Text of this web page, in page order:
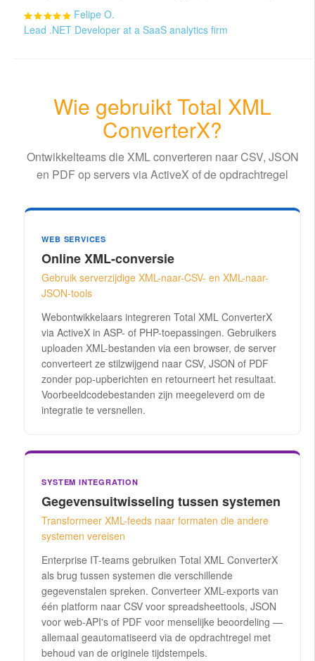
Felipe O.
Lead .NET Developer at a SaaS analytics firm
Wie gebruikt Total XML
ConverterX?
Ontwikkelteams die XML converteren naar CSV, JSON
en PDF op servers via ActiveX of de opdrachtregel
WEB SERVICES
Online XML-conversie
Gebruik serverzijdige XML-naar-CSV- en XML-naar-
JSON-tools
Webontwikkelaars integreren Total XML ConverterX
via ActiveX in ASP- of PHP-toepassingen. Gebruikers
uploaden XML-bestanden via een browser, de server
converteert ze stilzwijgend naar CSV, JSON of PDF
zonder pop-upberichten en retourneert het resultaat.
Voorbeeldcodebestanden zijn meegeleverd om de
integratie te versnellen.
SYSTEM INTEGRATION
Gegevensuitwisseling tussen systemen
Transformeer XML-feeds naar formaten die andere
systemen vereisen
Enterprise IT-teams gebruiken Total XML ConverterX
als brug tussen systemen die verschillende
gegevenstalen spreken. Converteer XML-exports van
één platform naar CSV voor spreadsheettools, JSON
voor web-API's of PDF voor menselijke beoordeling —
allemaal geautomatiseerd via de opdrachtregel met
behoud van de originele tijdstempels.